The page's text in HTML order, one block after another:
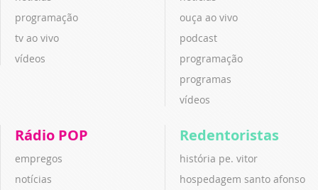
programação
tv ao vivo
vídeos
ouça ao vivo
podcast
programação
programas
vídeos
Rádio POP
empregos
notícias
Redentoristas
história pe. vitor
hospedagem santo afonso